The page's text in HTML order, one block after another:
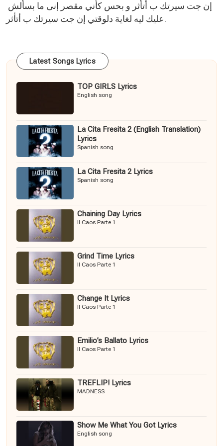
إن جت سيرتك ب أتأثر و بحس كأني مقصر إنى ما بسألش
عليك ليه لغاية دلوقتي إن جت سيرتك ب أتأثر.
Latest Songs Lyrics
TOP GIRLS Lyrics
English song
La Cita Fresita 2 (English Translation)
Lyrics
Spanish song
La Cita Fresita 2 Lyrics
Spanish song
Chaining Day Lyrics
Il Caos Parte 1
Grind Time Lyrics
Il Caos Parte 1
Change It Lyrics
Il Caos Parte 1
Emilio’s Ballato Lyrics
Il Caos Parte 1
TREFLIP! Lyrics
MADNESS
Show Me What You Got Lyrics
English song